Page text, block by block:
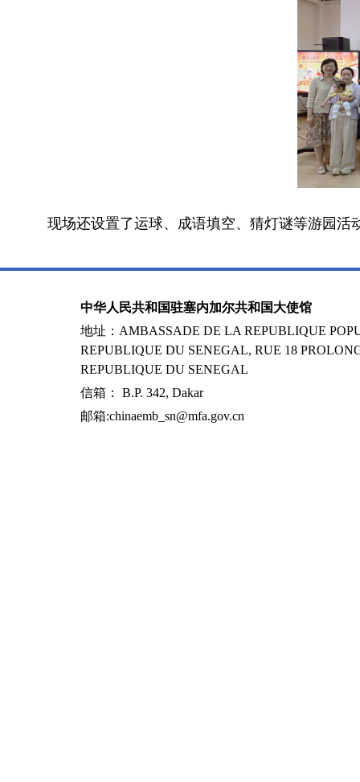
现场还设置了运球、成语填空、猜灯谜等游园
中华人民共和国驻塞内加尔共和国大使馆
地址：AMBASSADE DE LA REPUBLIQUE
REPUBLIQUE DU SENEGAL, RUE 18
REPUBLIQUE DU SENEGAL
信箱： B.P. 342, Dakar
邮箱:chinaemb_sn@mfa.gov.cn